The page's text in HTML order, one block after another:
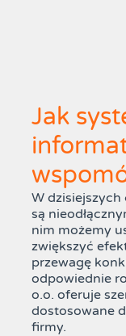
Jak
W
są
nim możemy
zwiększyć
przewagę
odpowiednie
o.o. oferuje
dostosowane
firmy.